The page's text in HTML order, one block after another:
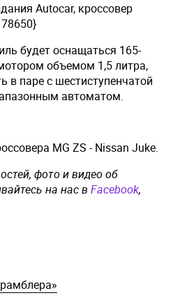
Autocar, кроссовер
будет оснащаться 165-
объемом 1,5 литра,
в паре с шестиступенчатой
автоматом.
MG ZS - Nissan Juke.
фото и видео об
на нас в Facebook,